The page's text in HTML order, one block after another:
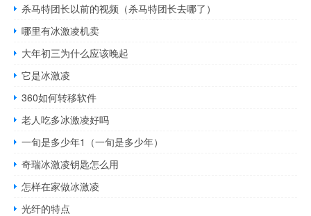
杀马特团长以前的视频（杀马特团长去哪了）
哪里有冰激凌机卖
大年初三为什么应该晚起
它是冰激凌
360如何转移软件
老人吃多冰激凌好吗
一旬是多少年1（一旬是多少年）
奇瑞冰激凌钥匙怎么用
怎样在家做冰激凌
光纤的特点